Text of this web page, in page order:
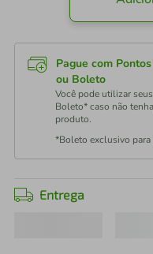
Pague com
ou Boleto
Você pode utilizar
Boleto* caso não
produto.
*Boleto exclusivo para
Entrega